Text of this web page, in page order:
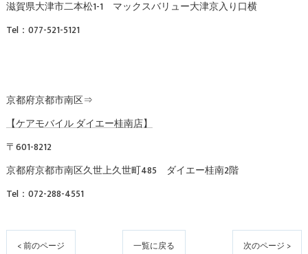
滋賀県大津市二本松1-1 マックスバリュー大津京入り口横
Tel：077-521-5121
京都府京都市南区⇒
【ケアモバイル ダイエー桂南店】
〒601-8212
京都府京都市南区久世上久世町485 ダイエー桂南2階
Tel：072-288-4551
< 前のページ 一覧に戻る 次のページ >